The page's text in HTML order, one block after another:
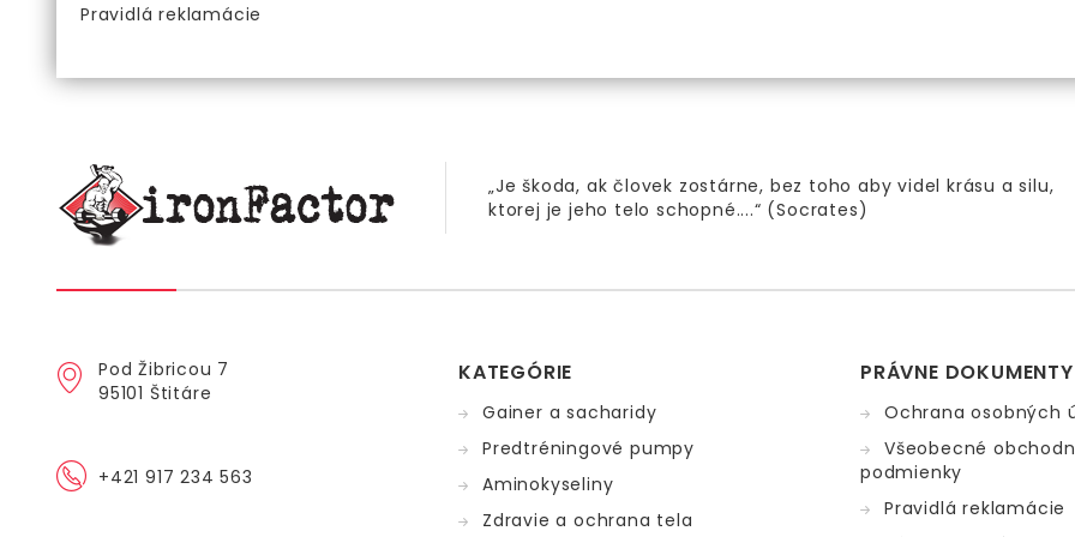
Pravidlá reklamácie
„Je škoda, ak človek zostárne, bez toho aby videl krásu a silu,
ktorej je jeho telo schopné....“ (Socrates)
Pod Žibricou 7
95101 Štitáre
+421 917 234 563
KATEGÓRIE
Gainer a sacharidy
Predtréningové pumpy
Aminokyseliny
Zdravie a ochrana tela
PRÁVNE DOKUMENTY
Ochrana osobných
Všeobecné
podmienky
Pravidlá reklamácie